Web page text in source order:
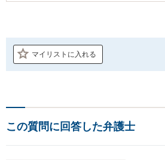
マイリストに入れる
この質問に回答した弁護士